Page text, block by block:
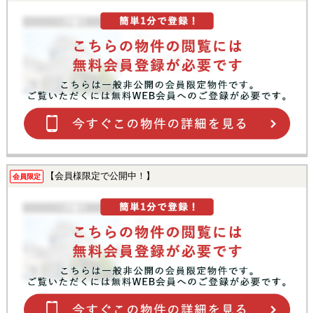
会員限定 【会員様限定で公開中！】